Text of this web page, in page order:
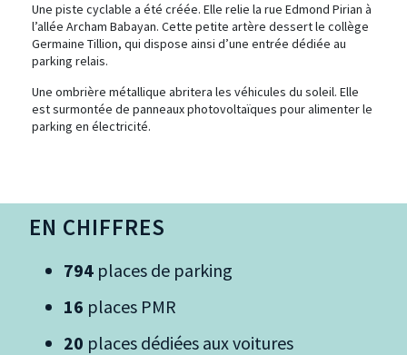
Une piste cyclable a été créée. Elle relie la rue Edmond Pirian à
l’allée Archam Babayan. Cette petite artère dessert le collège
Germaine Tillion, qui dispose ainsi d’une entrée dédiée au
parking relais.
Une ombrière métallique abritera les véhicules du soleil. Elle
est surmontée de panneaux photovoltaïques pour alimenter le
parking en électricité.
EN CHIFFRES
794 places de parking
16 places PMR
20 places dédiées aux voitures